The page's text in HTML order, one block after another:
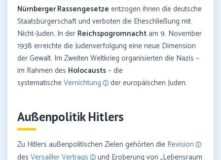
Nürnberger Rassengesetze entzogen ihnen die deutsche
Staatsbürgerschaft und verboten die Eheschließung mit
Nicht-Juden. In der Reichspogromnachtam 9. November
1938 erreichte die Judenverfolgung eine neue Dimension
der Gewalt. Im Zweiten Weltkrieg organisierten die Nazis –
im Rahmen des Holocausts– die
systematischeVernichtung der europäischen Juden.
Außenpolitik Hitlers
Zu Hitlers außenpolitischen Zielen gehörten die Revision
des Versailler Vertrags und Eroberung von „Lebensraum